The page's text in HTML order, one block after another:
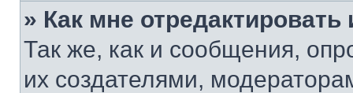
» Как мне
Так же, как и сообщения,
их создателями,